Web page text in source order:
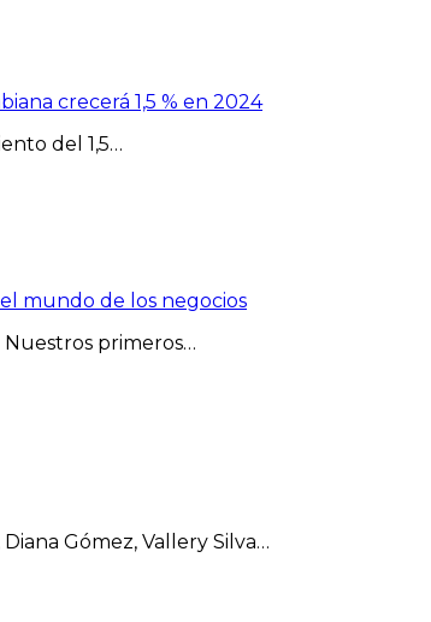
crecerá 1,5 % en 2024
del 1,5…
mundo de los negocios
primeros…
Gómez, Vallery Silva…